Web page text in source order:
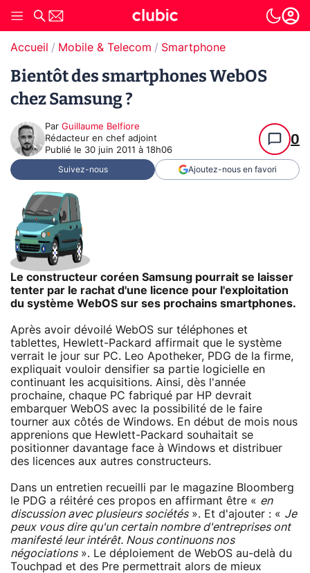
Accueil Mobile & Telecom Smartphone
Bientôt des smartphones WebOS
chez Samsung ?
Par Guillaume Belfiore
Rédacteur en chef adjoint
Publié le 30 juin 2011 à 18h06
0
Suivez-nous Ajoutez-nous en favori
Le constructeur coréen Samsung pourrait se laisser
tenter par le rachat d'une licence pour l'exploitation
du système WebOS sur ses prochains smartphones.
Après avoir dévoilé WebOS sur téléphones et
tablettes, Hewlett-Packard affirmait que le système
verrait le jour sur PC. Leo Apotheker, PDG de la firme,
expliquait vouloir densifier sa partie logicielle en
continuant les acquisitions. Ainsi, dès l'année
prochaine, chaque PC fabriqué par HP devrait
embarquer WebOS avec la possibilité de le faire
tourner aux côtés de Windows. En début de mois nous
apprenions que Hewlett-Packard souhaitait se
positionner davantage face à Windows et distribuer
des licences aux autres constructeurs.
Dans un entretien recueilli par le magazine Bloomberg
le PDG a réitéré ces propos en affirmant être « en
discussion avec plusieurs sociétés». Et d'ajouter : « Je
peux vous dire qu'un certain nombre d'entreprises ont
manifesté leur intérêt. Nous continuons nos
négociations». Le déploiement de WebOS au-delà du
Touchpad et des Pre permettrait alors de mieux